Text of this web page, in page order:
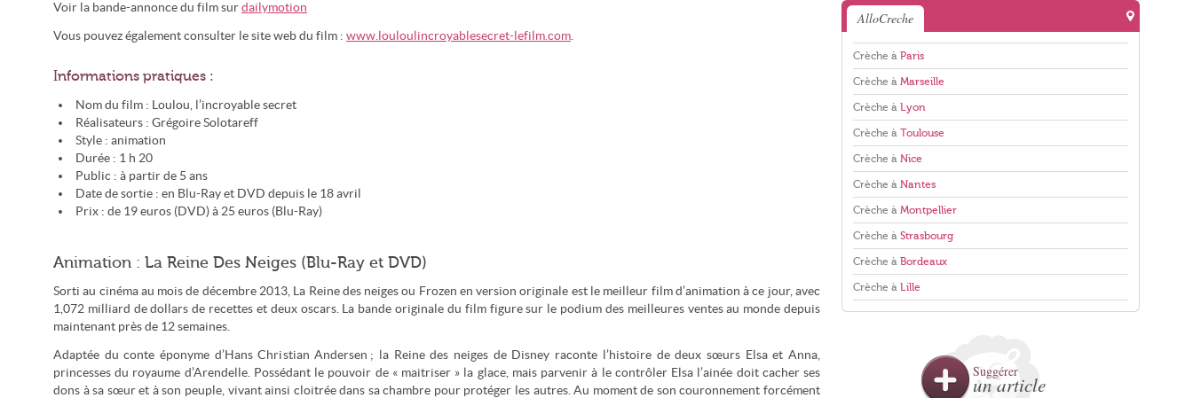
Voir la bande-annonce du film sur dailymotion
Vous pouvez également consulter le site web du film : www.louloulincroyablesecret-lefilm.com.
Informations pratiques :
Nom du film : Loulou, l’incroyable secret
Réalisateurs : Grégoire Solotareff
Style : animation
Durée : 1 h 20
Public : à partir de 5 ans
Date de sortie : en Blu-Ray et DVD depuis le 18 avril
Prix : de 19 euros (DVD) à 25 euros (Blu-Ray)
Animation : La Reine Des Neiges (Blu-Ray et DVD)
Sorti au cinéma au mois de décembre 2013, La Reine des neiges ou Frozen en version originale est le meilleur film d’animation à ce jour, avec
1,072 milliard de dollars de recettes et deux oscars. La bande originale du film figure sur le podium des meilleures ventes au monde depuis
maintenant près de 12 semaines.
Adaptée du conte éponyme d’Hans Christian Andersen ; la Reine des neiges de Disney raconte l’histoire de deux sœurs Elsa et Anna,
princesses du royaume d’Arendelle. Possédant le pouvoir de « maitriser » la glace, mais parvenir à le contrôler Elsa l’ainée doit cacher ses
dons à sa sœur et à son peuple, vivant ainsi cloitrée dans sa chambre pour protéger les autres. Au moment de son couronnement forcément
AlloCreche
Crèche à Paris
Crèche à Marseille
Crèche à Lyon
Crèche à Toulouse
Crèche à Nice
Crèche à Nantes
Crèche à Montpellier
Crèche à Strasbourg
Crèche à Bordeaux
Crèche à Lille
Suggérer
un article